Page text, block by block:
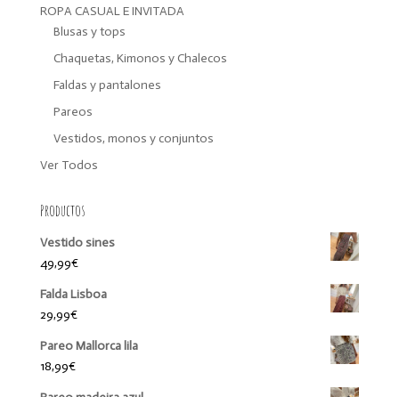
ROPA CASUAL E INVITADA
Blusas y tops
Chaquetas, Kimonos y Chalecos
Faldas y pantalones
Pareos
Vestidos, monos y conjuntos
Ver Todos
Productos
Vestido sines
49,99€
Falda Lisboa
29,99€
Pareo Mallorca lila
18,99€